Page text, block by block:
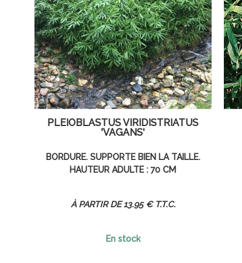
PLEIOBLASTUS VIRIDISTRIATUS
'VAGANS'
BORDURE. SUPPORTE BIEN LA TAILLE.
HAUTEUR ADULTE : 70 CM
13.95 € T.T.C.
En stock